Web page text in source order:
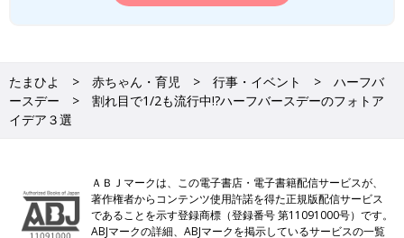
たまひよ 赤ちゃん・育児 行事・イベント
ハーフバ
ースデー
割れ目で1/2も流行中!?ハーフバースデーのフォトア
イデア３選
ＡＢＪマークは、この電子書店・電子書籍配信サービスが、
著作権者からコンテンツ使用許諾を得た正規版配信サービス
であることを示す登録商標（登録番号 第11091000号）です。
ABJマークの詳細、ABJマークを掲示しているサービスの一覧